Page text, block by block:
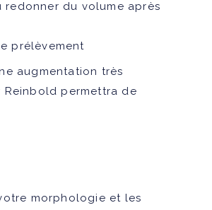
redonner du volume après
prélèvement
augmentation très
Reinbold permettra de
morphologie et les